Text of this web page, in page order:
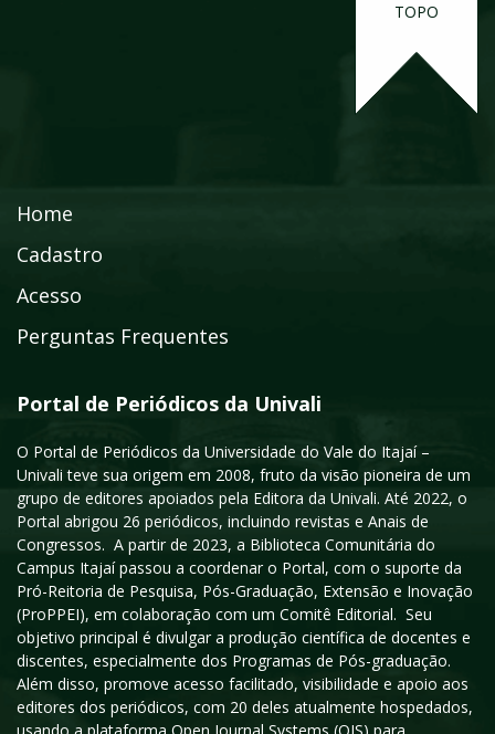
TOPO
Home
Cadastro
Acesso
Perguntas Frequentes
Portal de Periódicos da Univali
O Portal de Periódicos da Universidade do Vale do Itajaí –
Univali teve sua origem em 2008, fruto da visão pioneira de um
grupo de editores apoiados pela Editora da Univali. Até 2022, o
Portal abrigou 26 periódicos, incluindo revistas e Anais de
Congressos. A partir de 2023, a Biblioteca Comunitária do
Campus Itajaí passou a coordenar o Portal, com o suporte da
Pró-Reitoria de Pesquisa, Pós-Graduação, Extensão e Inovação
(ProPPEI), em colaboração com um Comitê Editorial. Seu
objetivo principal é divulgar a produção científica de docentes e
discentes, especialmente dos Programas de Pós-graduação.
Além disso, promove acesso facilitado, visibilidade e apoio aos
editores dos periódicos, com 20 deles atualmente hospedados,